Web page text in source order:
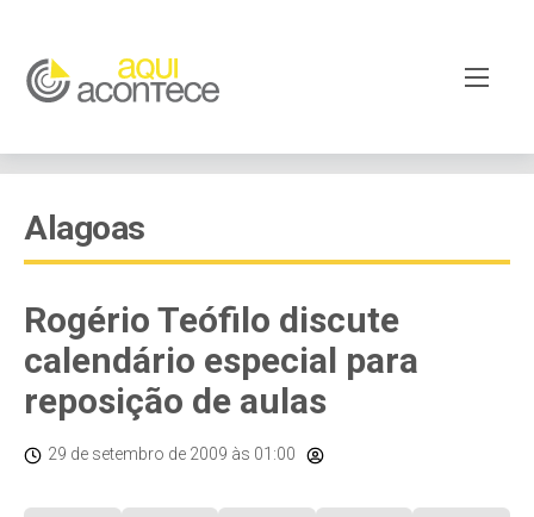
Alagoas
Rogério Teófilo discute
calendário especial para
reposição de aulas
29 de setembro de 2009 às 01:00